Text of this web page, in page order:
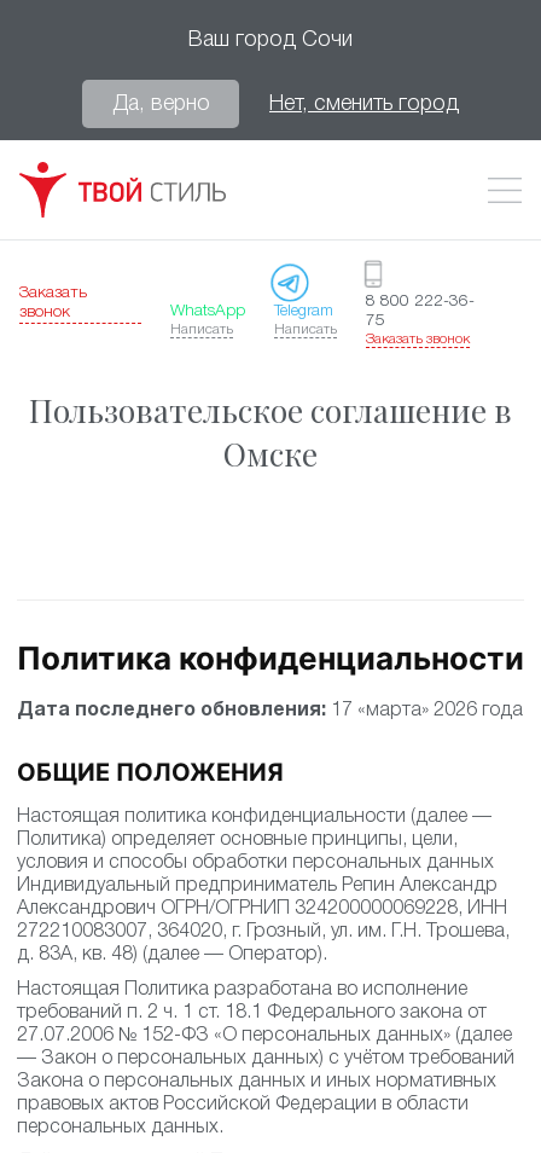
Ваш город Сочи
Да, верно Нет, сменить город
Заказать
звонок
WhatsApp
Написать
Telegram
Написать
8 800 222-36-
75
Заказать звонок
Пользовательское соглашение в
Омске
Политика конфиденциальности
Дата последнего обновления: 17 «марта» 2026 года
ОБЩИЕ ПОЛОЖЕНИЯ
Настоящая политика конфиденциальности (далее —
Политика) определяет основные принципы, цели,
условия и способы обработки персональных данных
Индивидуальный предприниматель Репин Александр
Александрович ОГРН/ОГРНИП 324200000069228, ИНН
272210083007, 364020, г. Грозный, ул. им. Г.Н. Трошева,
д. 83А, кв. 48) (далее — Оператор).
Настоящая Политика разработана во исполнение
требований п. 2 ч. 1 ст. 18.1 Федерального закона от
27.07.2006 № 152-ФЗ «О персональных данных» (далее
— Закон о персональных данных) с учётом требований
Закона о персональных данных и иных нормативных
правовых актов Российской Федерации в области
персональных данных.